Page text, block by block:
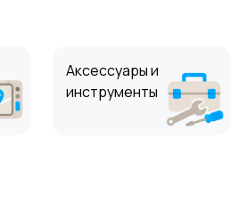
Аксессуары и
инструменты